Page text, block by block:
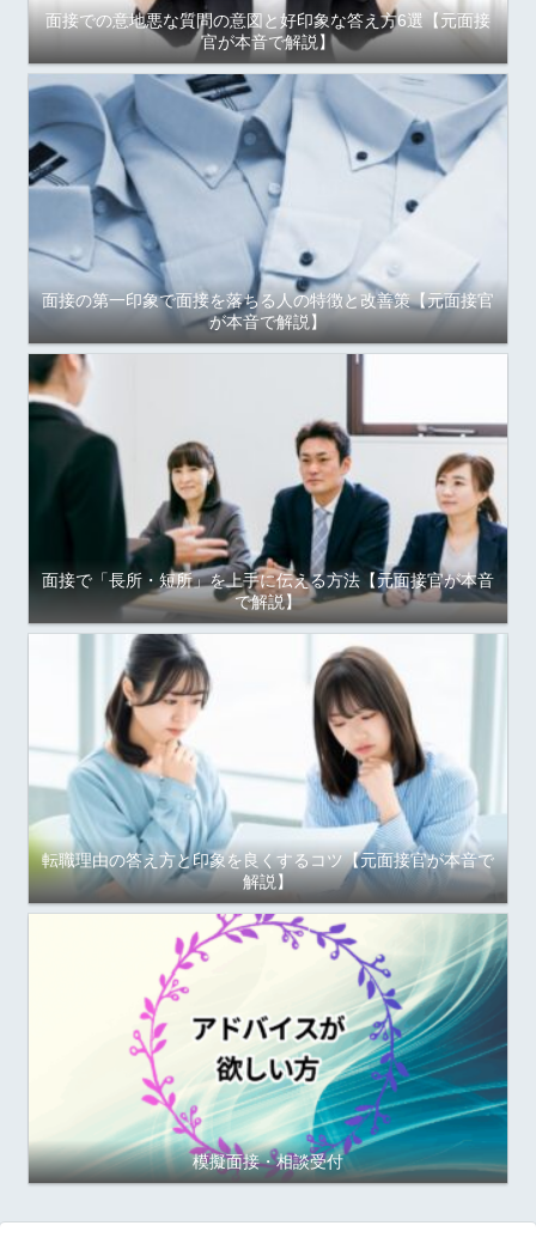
面接での意地悪な質問の意図と好印象な答え方6選【元面接
官が本音で解説】
面接の第一印象で面接を落ちる人の特徴と改善策【元面接官
が本音で解説】
面接で「長所・短所」を上手に伝える方法【元面接官が本音
で解説】
転職理由の答え方と印象を良くするコツ【元面接官が本音で
解説】
模擬面接・相談受付